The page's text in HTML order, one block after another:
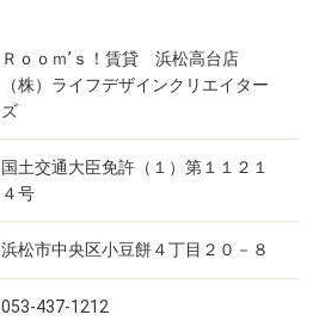
Ｒｏｏｍ’ｓ！賃貸 浜松高台店
（株）ライフデザインクリエイター
ズ
国土交通大臣免許（１）第１１２１
４号
浜松市中央区小豆餅４丁目２０－８
053-437-1212